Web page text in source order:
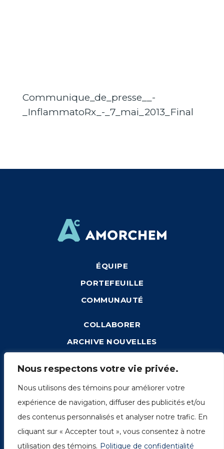
Nous respectons votre vie privée.
Nous utilisons des témoins pour améliorer votre
expérience de navigation, diffuser des publicités et/ou
des contenus personnalisés et analyser notre trafic. En
cliquant sur « Accepter tout », vous consentez à notre
utilisation des témoins. Politique de confidentialité
Communique_de_presse__-
_InflammatoRx_-_7_mai_2013_Final
ÉQUIPE
PORTEFEUILLE
COMMUNAUTÉ
COLLABORER
ARCHIVE NOUVELLES
Montréal (Québec) H3H 2A1
info@amorchem.com